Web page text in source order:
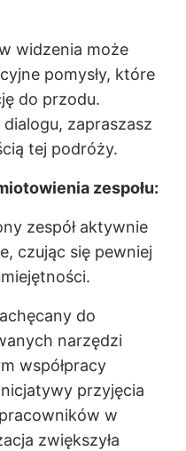
widzenia może
pomysły, które
do przodu.
zapraszasz
tej podróży.
zespołu:
zespół aktywnie
czując się pewniej
do
narzędzi
współpracy
przyjęcia
w
zwiększyła